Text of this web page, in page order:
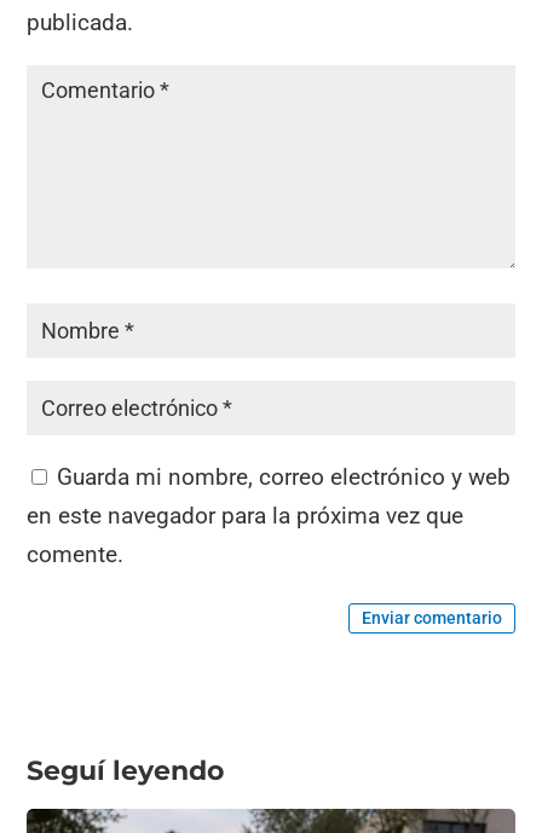
publicada.
Guarda mi nombre, correo electrónico y web
en este navegador para la próxima vez que
comente.
Enviar comentario
Seguí leyendo